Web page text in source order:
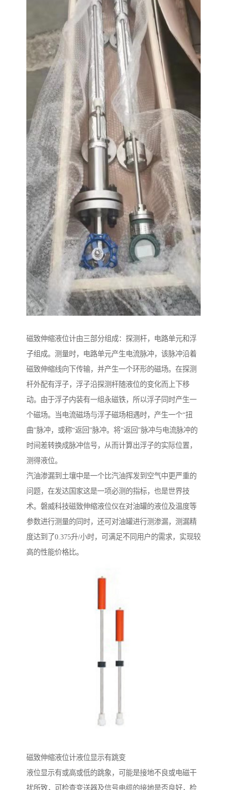
磁致伸缩液位计由三部分组成：探测杆，电路单元和浮
子组成。测量时，电路单元产生电流脉冲，该脉冲沿着
磁致伸缩线向下传输，并产生一个环形的磁场。在探测
杆外配有浮子，浮子沿探测杆随液位的变化而上下移
动。由于浮子内装有一组永磁铁，所以浮子同时产生一
个磁场。当电流磁场与浮子磁场相遇时，产生一个“扭
曲”脉冲，或称“返回”脉冲。将“返回”脉冲与电流脉冲的
时间差转换成脉冲信号，从而计算出浮子的实际位置，
测得液位。
汽油渗漏到土壤中是一个比汽油挥发到空气中更严重的
问题，在发达国家这是一项必测的指标，也是世界技
术。磐威科技磁致伸缩液位仪在对油罐的液位及温度等
参数进行测量的同时，还可对油罐进行测渗漏，测漏精
度达到了0.375升/小时，可满足不同用户的需求，实现较
高的性能价格比。
磁致伸缩液位计液位显示有跳变
液位显示有或高或低的跳象，可能是接地不良或电磁干
扰所致，可检查变送器及信号电缆的接地是否良好，检